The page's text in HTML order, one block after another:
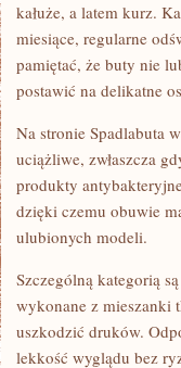
kałuże, a latem kurz.
miesiące, regularne
pamiętać, że buty nie
postawić na delikatne
Na stronie Spadlabuta
uciążliwe, zwłaszcza
produkty
dzięki czemu obuwie
ulubionych modeli.
Szczególną kategorią
wykonane z mieszanki
uszkodzić druków.
lekkość wyglądu bez